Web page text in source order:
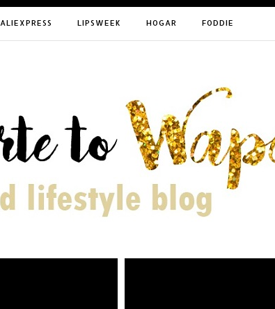
ALIEXPRESS LIPSWEEK HOGAR FODDIE